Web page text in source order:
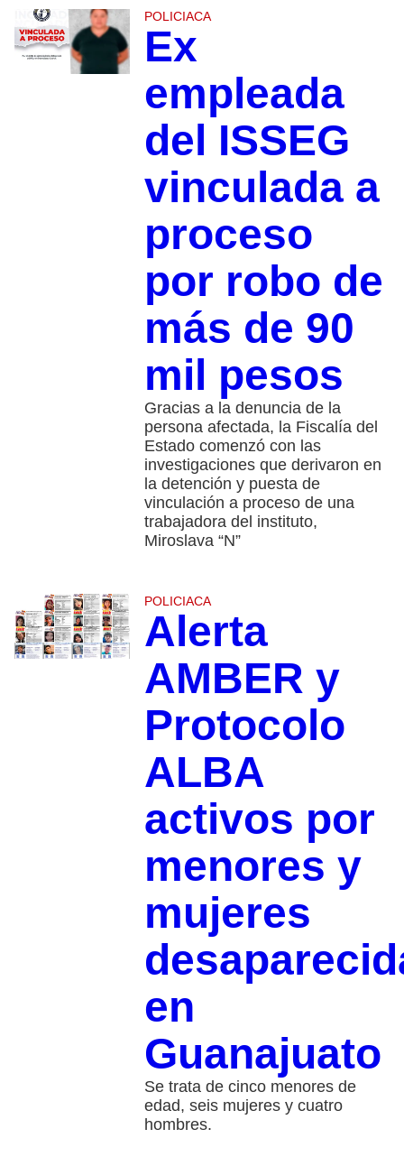
POLICIACA
Ex
empleada
del ISSEG
vinculada a
proceso
por robo de
más de 90
mil pesos
Gracias a la denuncia de la
persona afectada, la Fiscalía del
Estado comenzó con las
investigaciones que derivaron en
la detención y puesta de
vinculación a proceso de una
trabajadora del instituto,
Miroslava “N”
POLICIACA
Alerta
AMBER y
Protocolo
ALBA
activos por
menores y
mujeres
en
Guanajuato
Se trata de cinco menores de
edad, seis mujeres y cuatro
hombres.